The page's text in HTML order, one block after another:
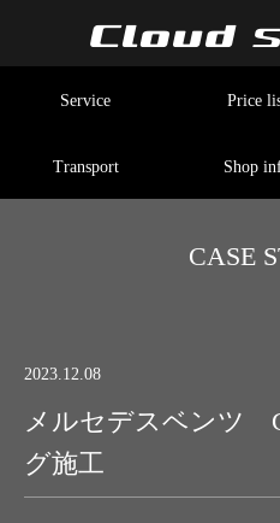
Service Price
Transport Shop
CASE
2023.12.08
メルセデスベンツ
グ施工